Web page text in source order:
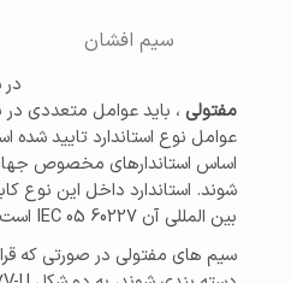
سیم افشان
مفتولی ، باید عوامل متعددی در
عوامل نوع استاندارد تایید
اساس استاندارهای مخصوص
بین المللی آن IEC 05 60227 است.
سیم های مفتولی در صورتی که